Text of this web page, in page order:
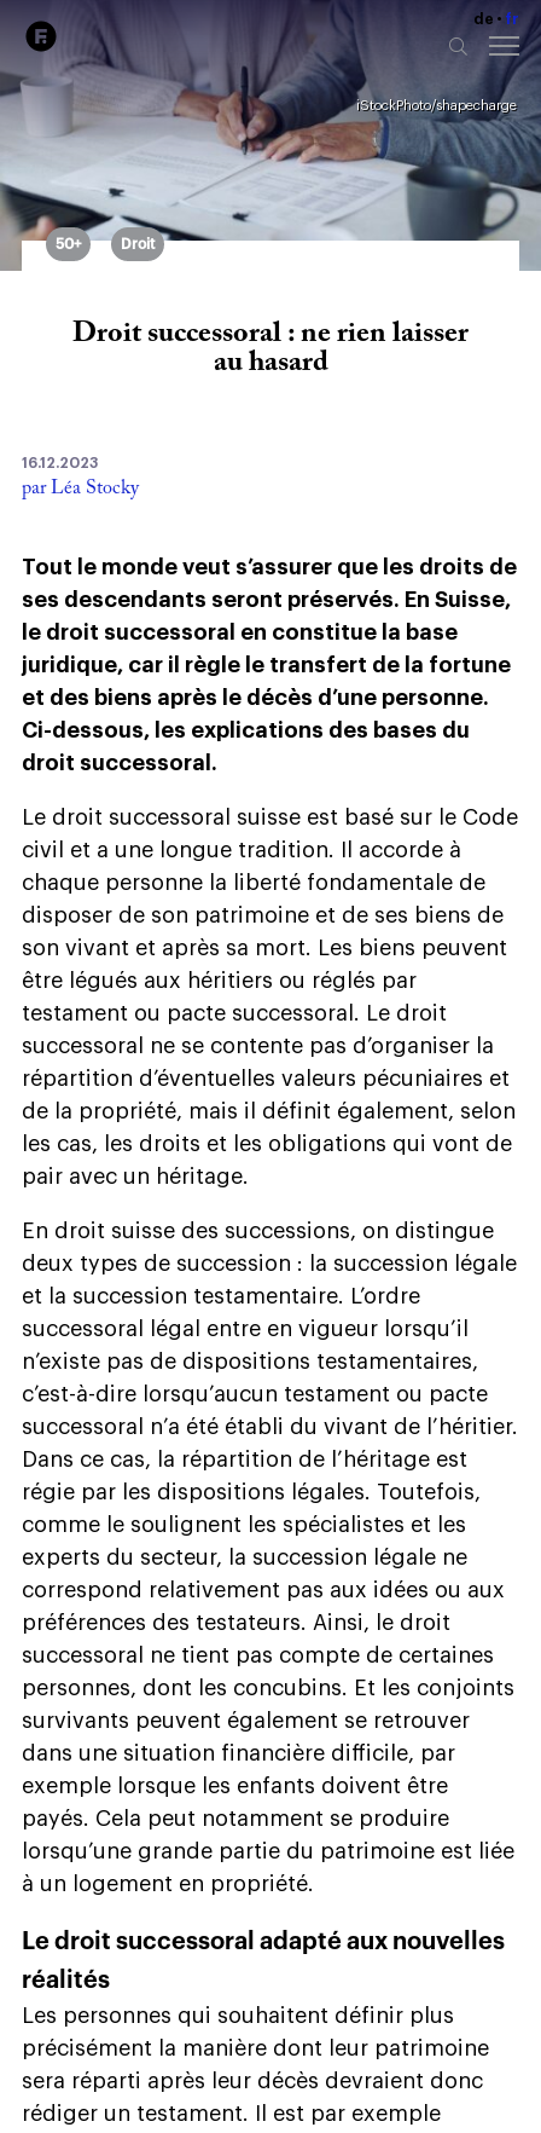
de fr
iStockPhoto/shapecharge
50+ Droit
Droit successoral : ne rien laisser
au hasard
16.12.2023
par Léa Stocky
Tout le monde veut s’assurer que les droits de
ses descendants seront préservés. En Suisse,
le droit successoral en constitue la base
juridique, car il règle le transfert de la fortune
et des biens après le décès d’une personne.
Ci-dessous, les explications des bases du
droit successoral.
Le droit successoral suisse est basé sur le Code
civil et a une longue tradition. Il accorde à
chaque personne la liberté fondamentale de
disposer de son patrimoine et de ses biens de
son vivant et après sa mort. Les biens peuvent
être légués aux héritiers ou réglés par
testament ou pacte successoral. Le droit
successoral ne se contente pas d’organiser la
répartition d’éventuelles valeurs pécuniaires et
de la propriété, mais il définit également, selon
les cas, les droits et les obligations qui vont de
pair avec un héritage.
En droit suisse des successions, on distingue
deux types de succession : la succession légale
et la succession testamentaire. L’ordre
successoral légal entre en vigueur lorsqu’il
n’existe pas de dispositions testamentaires,
c’est-à-dire lorsqu’aucun testament ou pacte
successoral n’a été établi du vivant de l’héritier.
Dans ce cas, la répartition de l’héritage est
régie par les dispositions légales. Toutefois,
comme le soulignent les spécialistes et les
experts du secteur, la succession légale ne
correspond relativement pas aux idées ou aux
préférences des testateurs. Ainsi, le droit
successoral ne tient pas compte de certaines
personnes, dont les concubins. Et les conjoints
survivants peuvent également se retrouver
dans une situation financière difficile, par
exemple lorsque les enfants doivent être
payés. Cela peut notamment se produire
lorsqu’une grande partie du patrimoine est liée
à un logement en propriété.
Le droit successoral adapté aux nouvelles
réalités
Les personnes qui souhaitent définir plus
précisément la manière dont leur patrimoine
sera réparti après leur décès devraient donc
rédiger un testament. Il est par exemple